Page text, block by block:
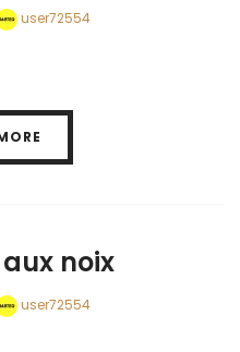
user72554
noix
user72554